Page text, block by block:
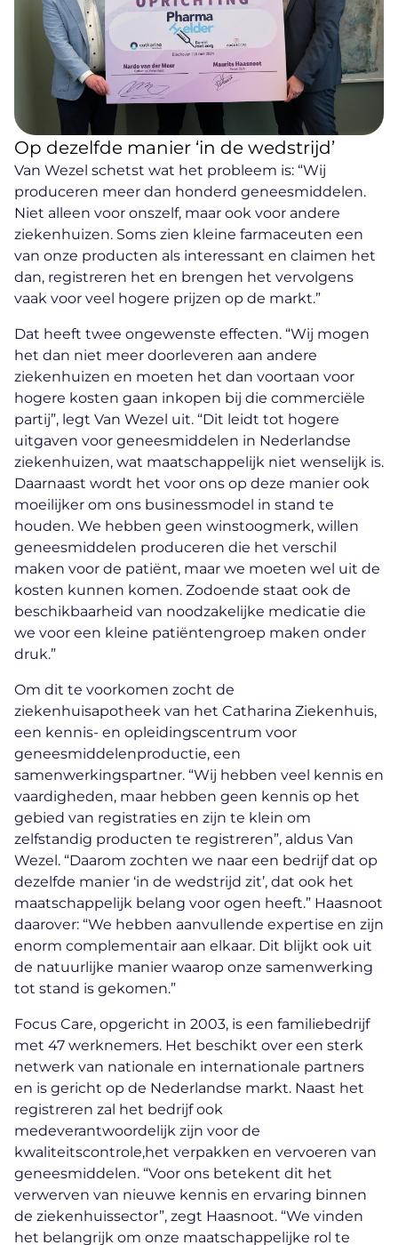
Op dezelfde manier ‘in de wedstrijd’
Van Wezel schetst wat het probleem is: “Wij
produceren meer dan honderd geneesmiddelen.
Niet alleen voor onszelf, maar ook voor andere
ziekenhuizen. Soms zien kleine farmaceuten een
van onze producten als interessant en claimen het
dan, registreren het en brengen het vervolgens
vaak voor veel hogere prijzen op de markt.”
Dat heeft twee ongewenste effecten. “Wij mogen
het dan niet meer doorleveren aan andere
ziekenhuizen en moeten het dan voortaan voor
hogere kosten gaan inkopen bij die commerciële
partij”, legt Van Wezel uit. “Dit leidt tot hogere
uitgaven voor geneesmiddelen in Nederlandse
ziekenhuizen, wat maatschappelijk niet wenselijk is.
Daarnaast wordt het voor ons op deze manier ook
moeilijker om ons businessmodel in stand te
houden. We hebben geen winstoogmerk, willen
geneesmiddelen produceren die het verschil
maken voor de patiënt, maar we moeten wel uit de
kosten kunnen komen. Zodoende staat ook de
beschikbaarheid van noodzakelijke medicatie die
we voor een kleine patiëntengroep maken onder
druk.”
Om dit te voorkomen zocht de
ziekenhuisapotheek van het Catharina Ziekenhuis,
een kennis- en opleidingscentrum voor
geneesmiddelenproductie, een
samenwerkingspartner. “Wij hebben veel kennis en
vaardigheden, maar hebben geen kennis op het
gebied van registraties en zijn te klein om
zelfstandig producten te registreren”, aldus Van
Wezel. “Daarom zochten we naar een bedrijf dat op
dezelfde manier ‘in de wedstrijd zit’, dat ook het
maatschappelijk belang voor ogen heeft.” Haasnoot
daarover: “We hebben aanvullende expertise en zijn
enorm complementair aan elkaar. Dit blijkt ook uit
de natuurlijke manier waarop onze samenwerking
tot stand is gekomen.”
Focus Care, opgericht in 2003, is een familiebedrijf
met 47 werknemers. Het beschikt over een sterk
netwerk van nationale en internationale partners
en is gericht op de Nederlandse markt. Naast het
registreren zal het bedrijf ook
medeverantwoordelijk zijn voor de
kwaliteitscontrole,het verpakken en vervoeren van
geneesmiddelen. “Voor ons betekent dit het
verwerven van nieuwe kennis en ervaring binnen
de ziekenhuissector”, zegt Haasnoot. “We vinden
het belangrijk om onze maatschappelijke rol te